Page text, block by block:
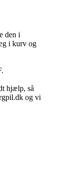
den i
i kurv og
hjælp, så
og vi